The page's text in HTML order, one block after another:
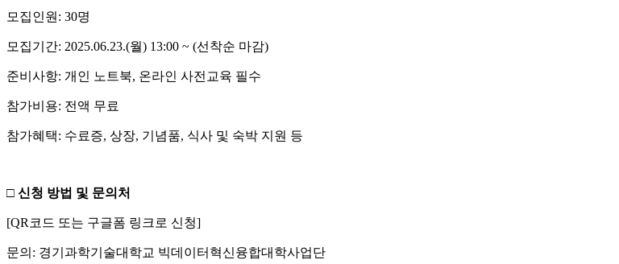
모집인원: 30명
모집기간: 2025.06.23.(월) 13:00 ~ (선착순 마감)
준비사항: 개인 노트북, 온라인 사전교육 필수
참가비용: 전액 무료
참가혜택: 수료증, 상장, 기념품, 식사 및 숙박 지원 등
□ 신청 방법 및 문의처
[QR코드 또는 구글폼 링크로 신청]
문의: 경기과학기술대학교 빅데이터혁신융합대학사업단